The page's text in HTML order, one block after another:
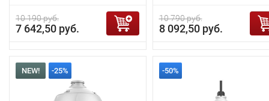
10 190 руб.
7 642,50 руб.
10 790 руб.
8 092,50 руб.
NEW! -25% -50%